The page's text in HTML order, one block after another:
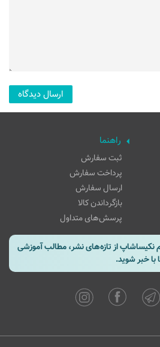
راهنما
ثبت سفارش
پرداخت سفارش
ارسال سفارش
بازگرداندن کالا
پرسش‌های متداول
نکیساشاپ از تازه‌های نشر، مطالب آموزشی
خبر شوید.